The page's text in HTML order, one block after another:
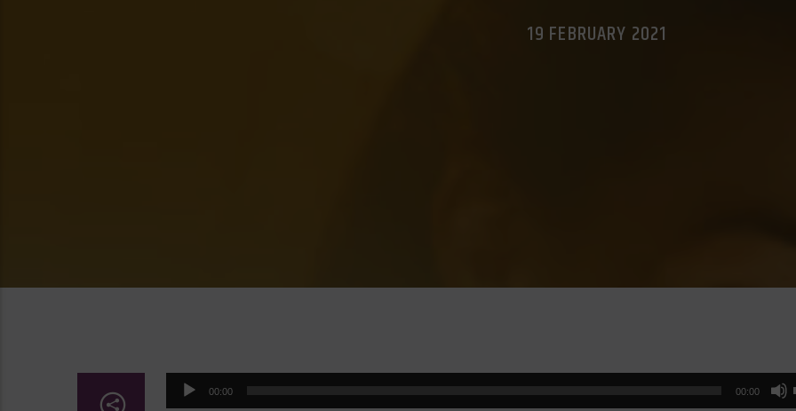
19 FEBRUARY 2021
Lecteur00:00 00:00